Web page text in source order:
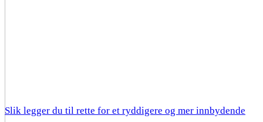
Slik legger du til rette for et ryddigere og mer innbydende